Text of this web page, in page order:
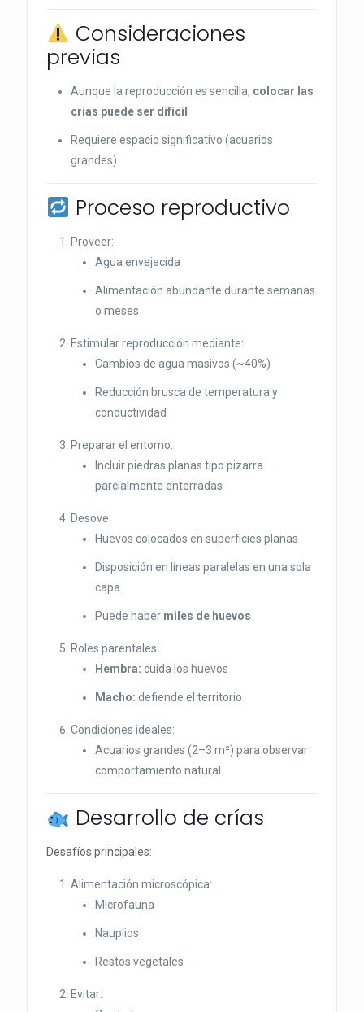
Consideraciones
previas
Aunque la reproducción es sencilla, colocar las
crías puede ser difícil
Requiere espacio significativo (acuarios
grandes)
Proceso reproductivo
Proveer:
Agua envejecida
Alimentación abundante durante semanas
o meses
Estimular reproducción mediante:
Cambios de agua masivos (~40%)
Reducción brusca de temperatura y
conductividad
Preparar el entorno:
Incluir piedras planas tipo pizarra
parcialmente enterradas
Desove:
Huevos colocados en superficies planas
Disposición en líneas paralelas en una sola
capa
Puede haber miles de huevos
Roles parentales:
Hembra: cuida los huevos
Macho: defiende el territorio
Condiciones ideales:
Acuarios grandes (2–3 m²) para observar
comportamiento natural
Desarrollo de crías
Desafíos principales:
Alimentación microscópica:
Microfauna
Nauplios
Restos vegetales
Evitar: